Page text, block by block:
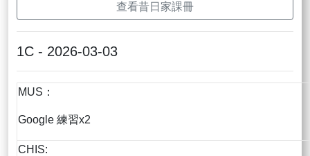
查看昔日家課冊
1C - 2026-03-03
MUS：
Google 練習x2
CHIS: